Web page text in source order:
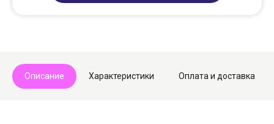
Описание Характеристики Оплата и доставка